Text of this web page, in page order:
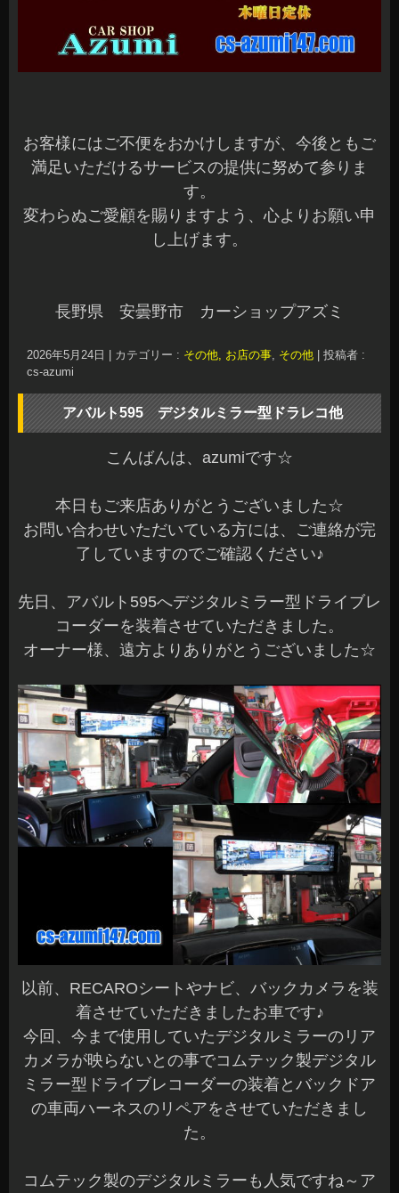
お客様にはご不便をおかけしますが、今後ともご
満足いただけるサービスの提供に努めて参りま
す。
変わらぬご愛顧を賜りますよう、心よりお願い申
し上げます。
長野県 安曇野市 カーショップアズミ
2026年5月24日 | カテゴリー : その他, お店の事 その他 | 投稿者 :
cs-azumi
アバルト595 デジタルミラー型ドラレコ他
こんばんは、azumiです☆
本日もご来店ありがとうございました☆
お問い合わせいただいている方には、ご連絡が完
了していますのでご確認ください♪
先日、アバルト595へデジタルミラー型ドライブレ
コーダーを装着させていただきました。
オーナー様、遠方よりありがとうございました☆
以前、RECAROシートやナビ、バックカメラを装
着させていただきましたお車です♪
今回、今まで使用していたデジタルミラーのリア
カメラが映らないとの事でコムテック製デジタル
ミラー型ドライブレコーダーの装着とバックドア
の車両ハーネスのリペアをさせていただきまし
た。
コムテック製のデジタルミラーも人気ですね～ア